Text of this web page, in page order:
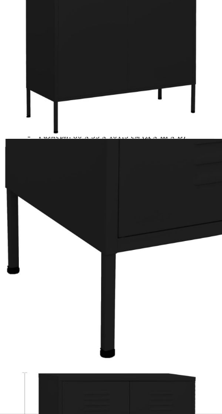
настроите височината според нуждите си.
вещи.
Цвят: Черен
Размери: 80 x 35 x 101,5 см (Д x Ш x В)
С регулиращи елементи отдолу
Необходим е монтаж
: За да се предотврати
използва с предоставената приставка за стена.
Повече подробности за предотвратяване на